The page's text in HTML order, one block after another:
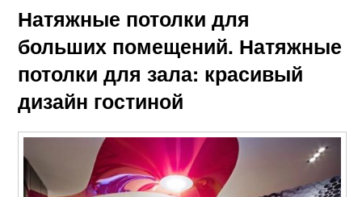
Натяжные потолки для
больших помещений. Натяжные
потолки для зала: красивый
дизайн гостиной